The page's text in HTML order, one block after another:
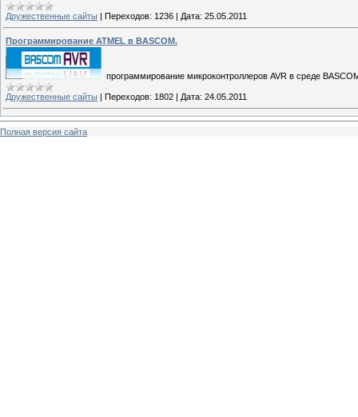
Дружественные сайты | Переходов: 1236 | Дата: 25.05.2011
Программирование ATMEL в BASCOM.
программирование микроконтроллеров AVR в среде
Дружественные сайты | Переходов: 1802 | Дата: 24.05.2011
Полная версия сайта